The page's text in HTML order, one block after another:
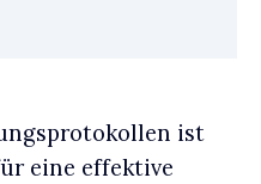
ist
eine effektive